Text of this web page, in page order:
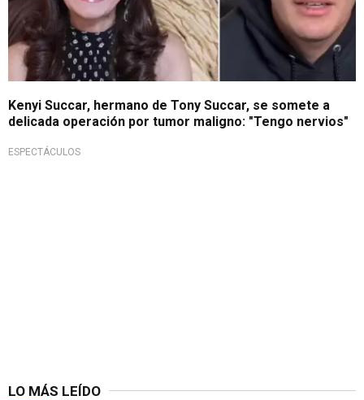
Kenyi Succar, hermano de Tony Succar, se somete a
delicada operación por tumor maligno: "Tengo nervios"
ESPECTÁCULOS
LO MÁS LEÍDO